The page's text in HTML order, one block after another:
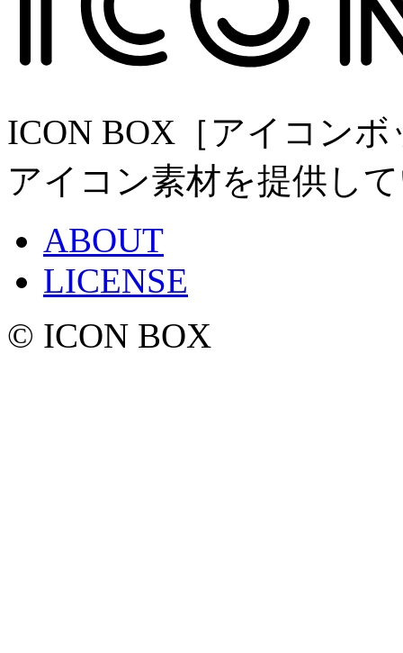
ICON BOX［アイコン
アイコン素材を提供し
ABOUT
LICENSE
© ICON BOX